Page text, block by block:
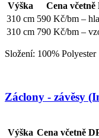
Výška
Cena včetně
310 cm 590 Kč/bm –
310 cm 790 Kč/bm –
Složení: 100% Polyester
Záclony - závěsy
Výška Cena včetně